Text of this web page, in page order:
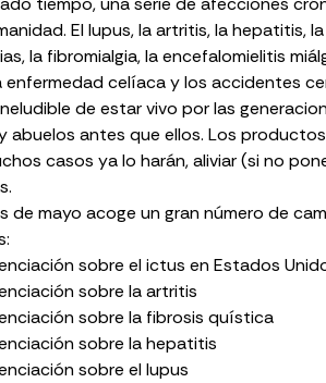
El lupus, laartritis, la hepatitis,
la fibromialgia, la encefalomielitis
enfermedad celíacay los accidentes
de estar vivo por las
abuelos antes que ellos. Los
casos ya lo harán, aliviar (si no
de mayo acoge un gran número de
sobre el ictus en Estados
sobre la artritis
sobre la fibrosis quística
sobre la hepatitis
sobre el lupus